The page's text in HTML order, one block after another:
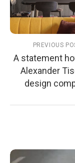
PREVIOUS
A statement
Alexander
design